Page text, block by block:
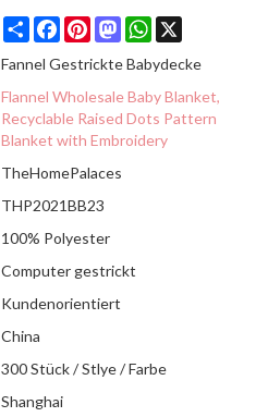
ShareFacebookPinterestMastodonWhatsApp
X
Fannel Gestrickte Babydecke
Flannel Wholesale Baby Blanket,
Recyclable Raised Dots Pattern
Blanket with Embroidery
TheHomePalaces
THP2021BB23
100% Polyester
Computer gestrickt
Kundenorientiert
China
300 Stück / Stlye / Farbe
Shanghai